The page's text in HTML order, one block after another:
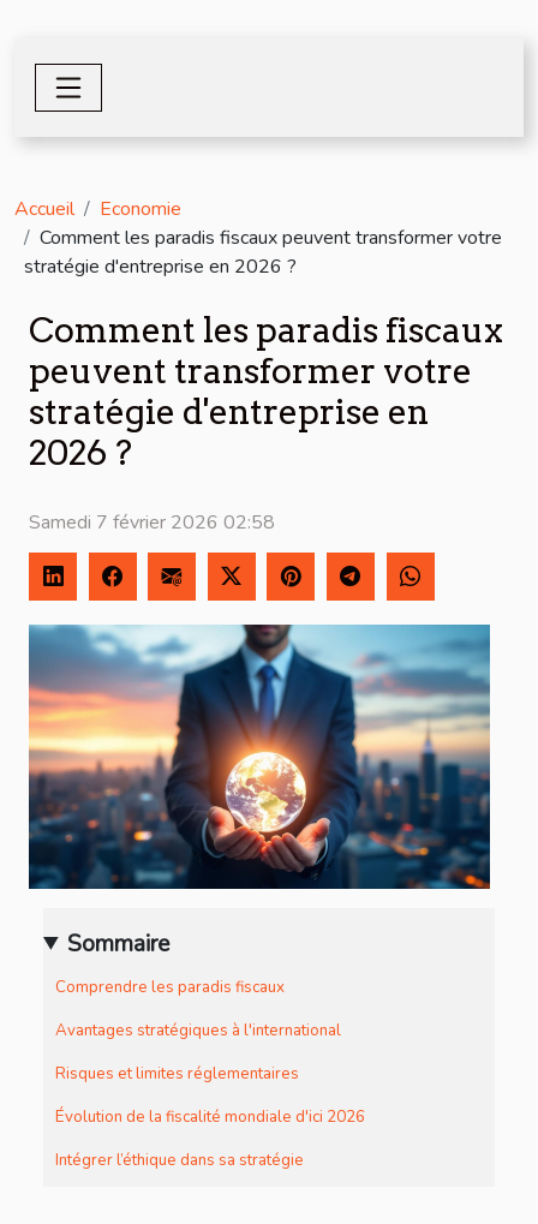
Accueil
Economie
Comment les paradis fiscaux peuvent transformer votre
stratégie d'entreprise en 2026 ?
Comment les paradis fiscaux
peuvent transformer votre
stratégie d'entreprise en
2026 ?
Samedi 7 février 2026 02:58
Sommaire
Comprendre les paradis fiscaux
Avantages stratégiques à l'international
Risques et limites réglementaires
Évolution de la fiscalité mondiale d'ici 2026
Intégrer l’éthique dans sa stratégie